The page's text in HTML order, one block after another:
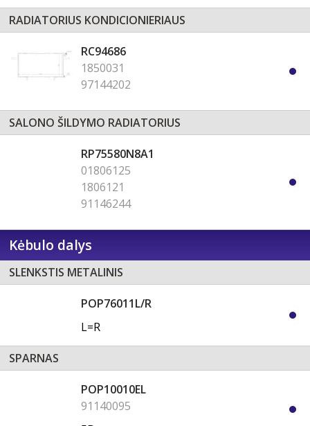
RADIATORIUS KONDICIONIERIAUS
RC94686
1850031
97144202
SALONO ŠILDYMO RADIATORIUS
RP75580N8A1
01806125
1806121
91146244
Kėbulo dalys
SLENKSTIS METALINIS
POP76011L/R
L=R
SPARNAS
POP10010EL
91140095